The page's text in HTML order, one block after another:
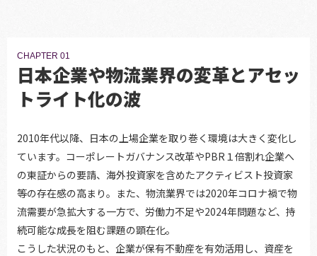
CHAPTER 01
日本企業や物流業界の変革とアセッ
トライト化の波
2010年代以降、日本の上場企業を取り巻く環境は大きく変化し
ています。コーポレートガバナンス改革やPBR１倍割れ企業へ
の東証からの要請、海外投資家を含めたアクティビスト投資家
等の存在感の高まり。また、物流業界では2020年コロナ禍で物
流需要が急拡大する一方で、労働力不足や2024年問題など、持
続可能な成長を阻む課題の顕在化。
こうした状況のもと、企業が保有不動産を有効活用し、資産を